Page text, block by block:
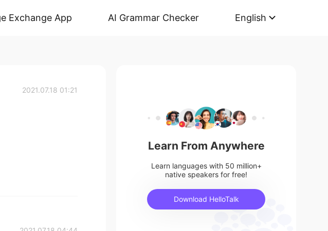
Exchange App AI Grammar Checker English
2021.07.18 01:21
Learn From Anywhere
Learn languages with 50 million+
native speakers for free!
Download HelloTalk